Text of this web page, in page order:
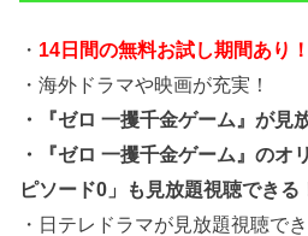
・ 14日間の無料お試し期間あり！
・海外ドラマや映画が充実！
・『ゼロ 一攫千金ゲーム』が見
・『ゼロ 一攫千金ゲーム』のオ
ピソード0」も見放題視聴できる
・日テレドラマが見放題視聴でき